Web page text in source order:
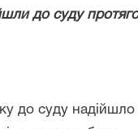
до суду
до суду